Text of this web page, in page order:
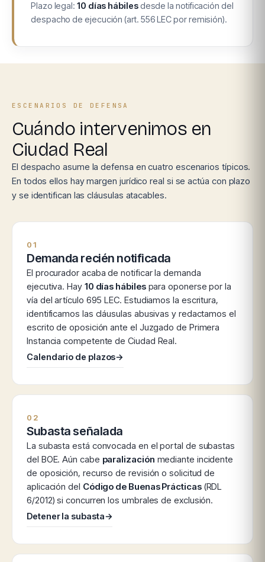
Plazo legal: 10 días hábilesdesde la notificación del
despacho de ejecución (art. 556 LEC por remisión).
ESCENARIOS DE DEFENSA
Cuándo intervenimos en
Ciudad Real
El despacho asume la defensa en cuatro escenarios típicos.
En todos ellos hay margen jurídico real si se actúa con plazo
y se identifican las cláusulas atacables.
01
Demanda recién notificada
El procurador acaba de notificar la demanda
ejecutiva. Hay 10 días hábilespara oponerse por la
vía del artículo 695 LEC. Estudiamos la escritura,
identificamos las cláusulas abusivas y redactamos el
escrito de oposición ante el Juzgado de Primera
Instancia competente de Ciudad Real.
Calendario de plazos→
02
Subasta señalada
La subasta está convocada en el portal de subastas
del BOE. Aún cabe paralización mediante incidente
de oposición, recurso de revisión o solicitud de
aplicación del Código de Buenas Prácticas(RDL
6/2012) si concurren los umbrales de exclusión.
Detener la subasta→